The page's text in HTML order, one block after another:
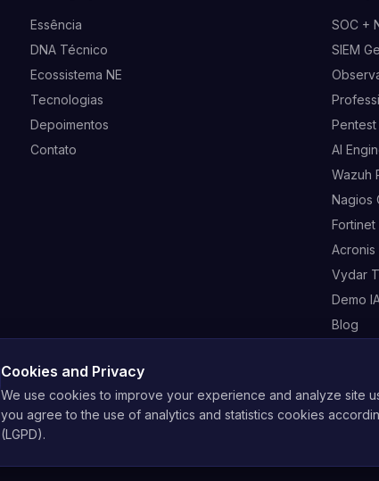
Essência
DNA Técnico
Ecossistema NE
Tecnologias
Depoimentos
Contato
SOC +
SIEM
Pentest
AI
Wazuh
Nagios
Acronis
Vydar
Demo
Blog
© 2014-2026 NE Brasil - Cybersegurança
Cookies and Privacy
We use cookies to improve your experience and analyze site
you agree to the use of analytics and statistics cookies
(LGPD).